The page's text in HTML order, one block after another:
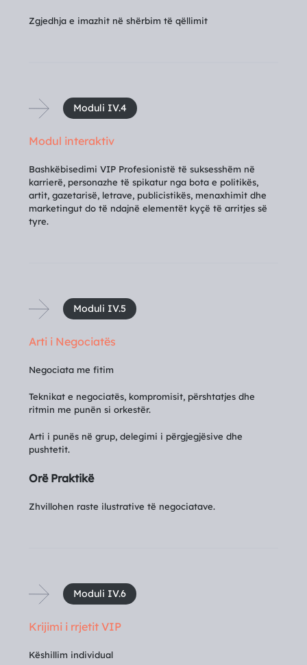
Zgjedhja e imazhit në shërbim të qëllimit
Moduli IV.4
Modul interaktiv
Bashkëbisedimi VIP Profesionistë të suksesshëm në
karrierë, personazhe të spikatur nga bota e politikës,
artit, gazetarisë, letrave, publicistikës, menaxhimit dhe
marketingut do të ndajnë elementët kyçë të arritjes së
tyre.
Moduli IV.5
Arti i Negociatës
Negociata me fitim
Teknikat e negociatës, kompromisit, përshtatjes dhe
ritmin me punën si orkestër.
Arti i punës në grup, delegimi i përgjegjësive dhe
pushtetit.
Orë Praktikë
Zhvillohen raste ilustrative të negociatave.
Moduli IV.6
Krijimi i rrjetit VIP
Këshillim individual